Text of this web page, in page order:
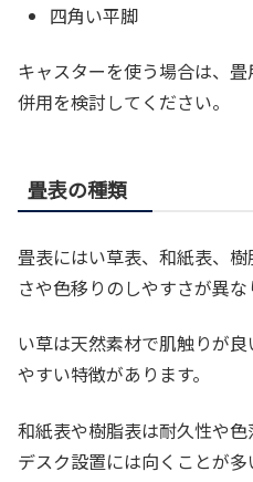
四角い平脚
キャスターを使う場合は、
併用を検討してください。
畳表の種類
畳表にはい草表、和紙表、
さや色移りのしやすさが異な
い草は天然素材で肌触りが
やすい特徴があります。
和紙表や樹脂表は耐久性や色
デスク設置には向くことが多